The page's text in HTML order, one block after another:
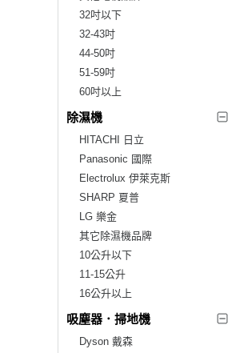
32吋以下
32-43吋
44-50吋
51-59吋
60吋以上
除濕機
HITACHI 日立
Panasonic 國際
Electrolux 伊萊克斯
SHARP 夏普
LG 樂金
其它除濕機品牌
10公升以下
11-15公升
16公升以上
吸塵器．掃地機
Dyson 戴森